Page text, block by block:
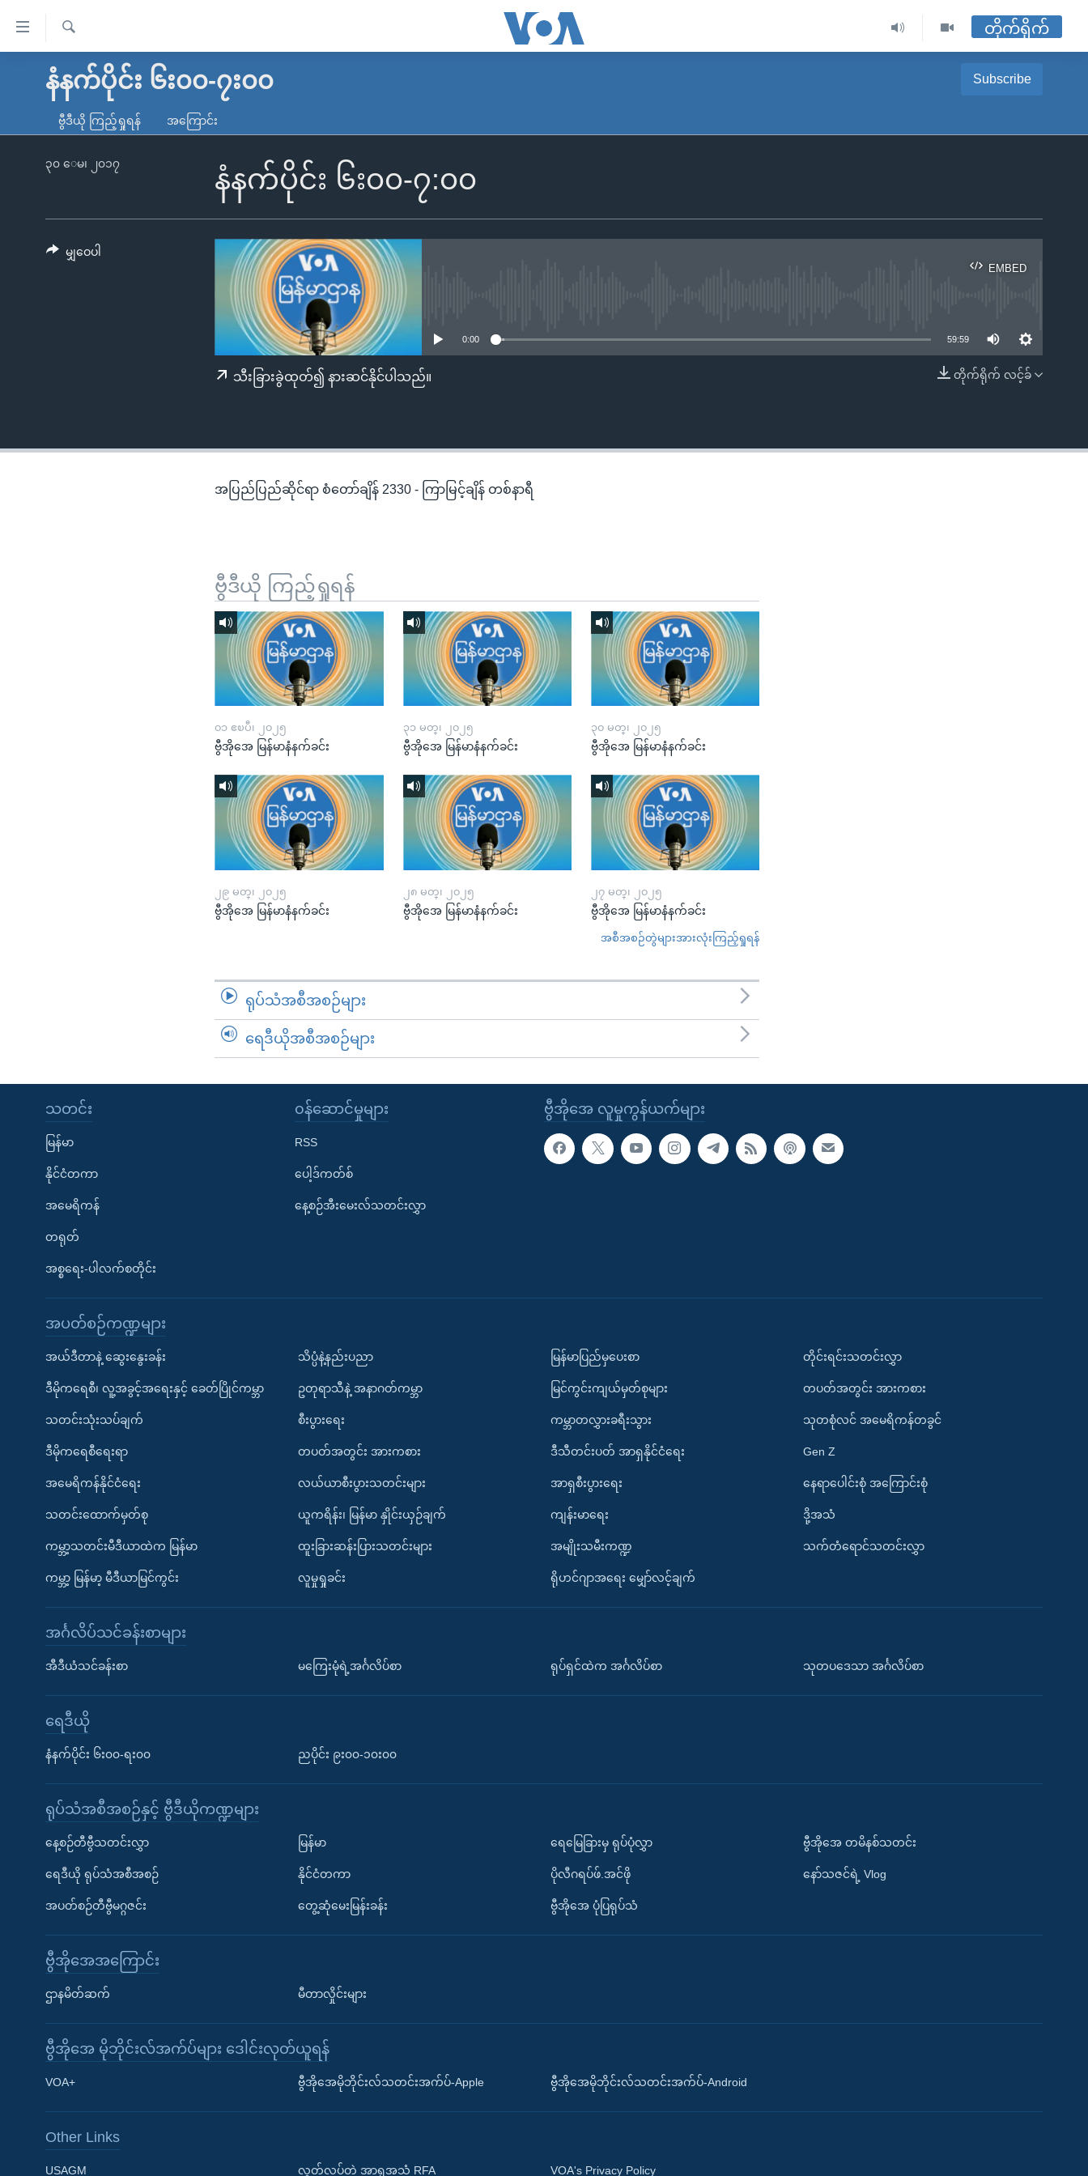
လွယ်ကူ
သည့်
ကျော်
မူလစာမျက်နှာ
ကမ္ဘာ့သတင်းများ
နိုင်ငံတကာ
တရုတ်
အစ္စရေး-ပါလက်စတိုင်း
ရပ်ဝန်းတခု လမ်းတခု အလွန်
အင်္ဂလိပ်စာလေ့လာမယ်
Learning English
ရ
လာ
တိုက်ရိုက်
နံနက်ပိုင်း ၆း၀၀-၇း၀၀ Subscribe
Spotify
ဗွီဒီယို ကြည့်ရှုရန် အကြောင်း
နံနက်ပိုင်း ၆း၀၀-၇:၀၀
၃၀ ေမ၊ ၂၀၁၇
EMBED
EMBED
0:00 59:59
တိုက်ရိုက် လင့်ခ်
သီးခြားခွဲထုတ်၍ နားဆင်နိုင်ပါသည်။
မျှဝေပါ
အပြည်ပြည်ဆိုင်ရာ စံတော်ချိန် 2330 - ကြာမြင့်ချိန် တစ်နာရီ
ဗွီဒီယို ကြည့်ရှုရန်
၀၁ ဧၿပီ၊ ၂၀၂၅
ဗွီအိုအေ မြန်မာနံနက်ခင်း
၃၁ မတ္၊ ၂၀၂၅
ဗွီအိုအေ မြန်မာနံနက်ခင်း
၃၀ မတ္၊ ၂၀၂၅
ဗွီအိုအေ မြန်မာနံနက်ခင်း
၂၉ မတ္၊ ၂၀၂၅
ဗွီအိုအေ မြန်မာနံနက်ခင်း
၂၈ မတ္၊ ၂၀၂၅
ဗွီအိုအေ မြန်မာနံနက်ခင်း
၂၇ မတ္၊ ၂၀၂၅
ဗွီအိုအေ မြန်မာနံနက်ခင်း
အစီအစဉ်တွဲများအားလုံးကြည့်ရှုရန်
ရုပ်သံအစီအစဉ်များ
ရေဒီယိုအစီအစဉ်များ
ဗွီအိုအေ လူမှုကွန်ယက်များ
သတင်း
မြန်မာ
နိုင်ငံတကာ
အမေရိကန်
တရုတ်
အစ္စရေး-ပါလက်စတိုင်း
၀န်ဆောင်မှုများ
RSS
ပေါ့ဒ်ကတ်စ်
နေ့စဉ်အီးမေးလ်သတင်းလွှာ
အပတ်စဉ်ကဏ္ဍများ
အယ်ဒီတာနဲ့ ဆွေးနွေးခန်း
ဒီမိုကရေစီ၊ လူ့အခွင့်အရေးနှင့် ခေတ်ပြိုင်ကမ္ဘာ
သတင်းသုံးသပ်ချက်
ဒီမိုကရေစီရေးရာ
အမေရိကန်နိုင်ငံရေး
သတင်းထောက်မှတ်စု
ကမ္ဘာ့သတင်းမီဒီယာထဲက မြန်မာ
ကမ္ဘာ့ မြန်မာ့ မီဒီယာမြင်ကွင်း
သိပ္ပံနဲ့နည်းပညာ
ဥတုရာသီနဲ့ အနာဂတ်ကမ္ဘာ
စီးပွားရေး
တပတ်အတွင်း အားကစား
လယ်ယာစီးပွားသတင်းများ
ယူကရိန်း၊ မြန်မာ နှိုင်းယှဉ်ချက်
ထူးခြားဆန်းပြားသတင်းများ
လူမှုရှုခင်း
မြန်မာပြည်မှပေးစာ
မြင်ကွင်းကျယ်မှတ်စုများ
ကမ္ဘာတလွှားခရီးသွား
ဒီသီတင်းပတ် အာရှနိုင်ငံရေး
အာရှစီးပွားရေး
ကျန်းမာရေး
အမျိုးသမီးကဏ္ဍ
ရိုဟင်ဂျာအရေး မျှော်လင့်ချက်
တိုင်းရင်းသတင်းလွှာ
တပတ်အတွင်း အားကစား
သုတစုံလင် အမေရိကန်တခွင်
Gen Z
နေရာပေါင်းစုံ အကြောင်းစုံ
ဒို့အသံ
သက်တံရောင်သတင်းလွှာ
အင်္ဂလိပ်သင်ခန်းစာများ
အီဒီယံသင်ခန်းစာ မကြေးမုံရဲ့အင်္ဂလိပ်စာ ရုပ်ရှင်ထဲက အင်္ဂလိပ်စာ သုတပဒေသာ အင်္ဂလိပ်စာ
ရေဒီယို
နံနက်ပိုင်း ၆း၀၀-ရး၀၀ ညပိုင်း ၉း၀၀-၁၀း၀၀
ရုပ်သံအစီအစဉ်နှင့် ဗွီဒီယိုကဏ္ဍများ
နေ့စဉ်တီဗွီသတင်းလွှာ
ရေဒီယို ရုပ်သံအစီအစဉ်
အပတ်စဉ်တီဗွီမဂ္ဂဇင်း
မြန်မာ
နိုင်ငံတကာ
တွေ့ဆုံမေးမြန်းခန်း
ရေမြေခြားမှ ရုပ်ပုံလွှာ
ပိုလီဂရပ်ဖ်.အင်ဖို
ဗွီအိုအေ ပုံပြရုပ်သံ
ဗွီအိုအေ တမိနစ်သတင်း
နော်သဇင်ရဲ့ Vlog
ဗွီအိုအေအကြောင်း
ဌာနမိတ်ဆက် မီတာလှိုင်းများ
ဗွီအိုအေ မိုဘိုင်းလ်အက်ပ်များ ဒေါင်းလုတ်ယူရန်
VOA+ ဗွီအိုအေမိုဘိုင်းလ်သတင်းအက်ပ်-Apple ဗွီအိုအေမိုဘိုင်းလ်သတင်းအက်ပ်-Android
Other Links
USAGM လွတ်လပ်တဲ့ အာရှအသံ RFA VOA's Privacy Policy